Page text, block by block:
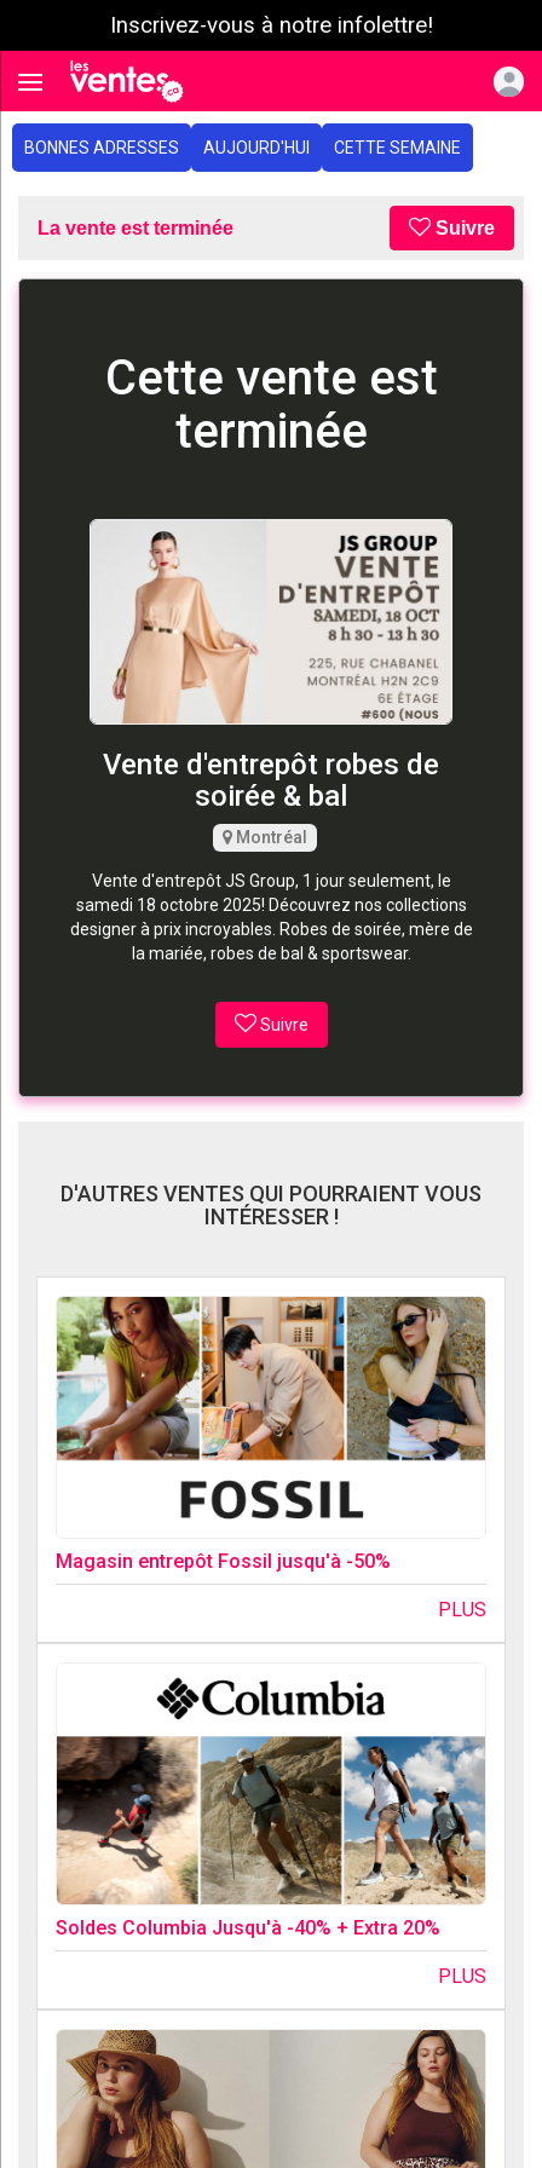
Inscrivez-vous à notre infolettre!
Toggle navigation
BONNES ADRESSES AUJOURD'HUI CETTE SEMAINE
La vente est terminée Suivre
Cette vente est
terminée
Vente d'entrepôt robes de
soirée & bal
Montréal
Vente d'entrepôt JS Group, 1 jour seulement, le
samedi 18 octobre 2025! Découvrez nos collections
designer à prix incroyables. Robes de soirée, mère de
la mariée, robes de bal & sportswear.
Suivre
D'AUTRES VENTES QUI POURRAIENT VOUS
INTÉRESSER !
Magasin entrepôt Fossil jusqu'à -50%
PLUS
Soldes Columbia Jusqu'à -40% + Extra 20%
PLUS